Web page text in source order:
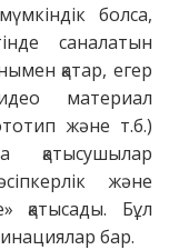
болса,
саналатын
қатар, егер
материал
және т.б.)
қатысушылар
және
қатысады. Бұл
бар.